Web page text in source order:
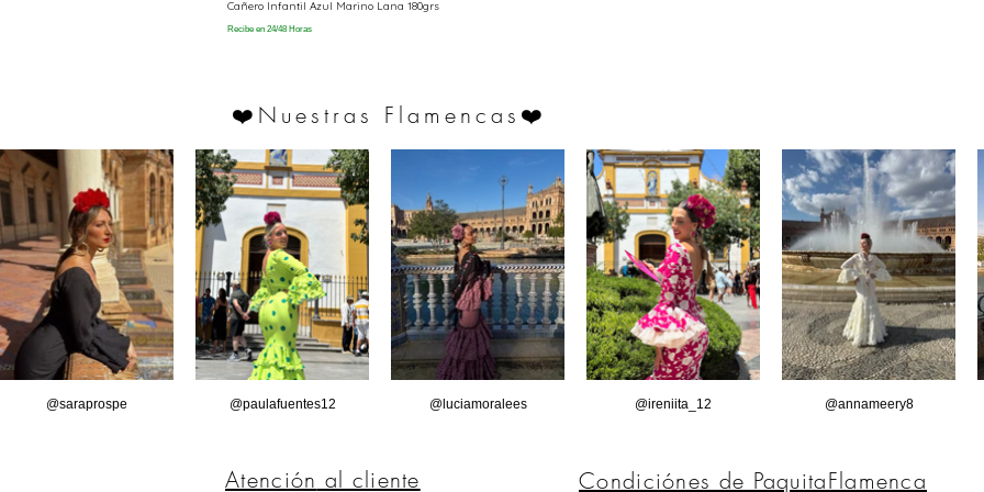
Cañero Infantil Azul Marino Lana 180grs
Recibe en 24/48 Horas
❤️ Nuestras Flamencas ❤️
@saraprospe @paulafuentes12 @luciamoralees @ireniita_12 @annameery8
Atención al cliente Condiciónes de PaquitaFlamenca